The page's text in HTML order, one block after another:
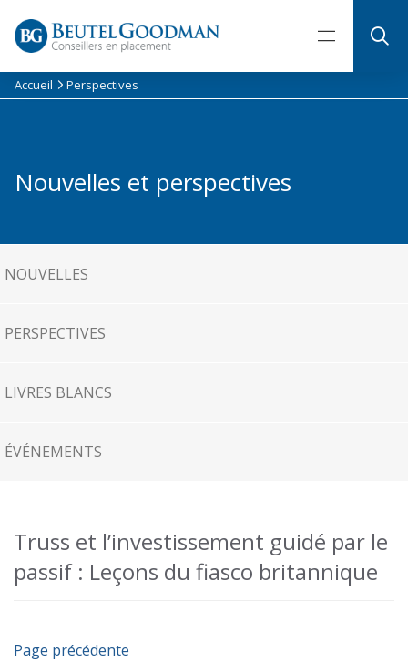
Accueil Perspectives
Nouvelles et perspectives
NOUVELLES
PERSPECTIVES
LIVRES BLANCS
ÉVÉNEMENTS
Truss et l’investissement guidé par le
passif : Leçons du fiasco britannique
Page précédente